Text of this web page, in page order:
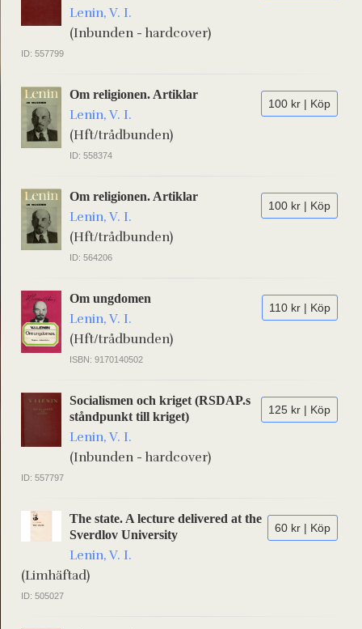
Lenin, V. I.
(Inbunden - hardcover)
ID: 557799
100 kr | Köp
Om religionen. Artiklar
Lenin, V. I.
(Hft/trådbunden)
ID: 558374
100 kr | Köp
Om religionen. Artiklar
Lenin, V. I.
(Hft/trådbunden)
ID: 564206
110 kr | Köp
Om ungdomen
Lenin, V. I.
(Hft/trådbunden)
ISBN: 9170140502
125 kr | Köp
Socialismen och kriget (RSDAP.s
ståndpunkt till kriget)
Lenin, V. I.
(Inbunden - hardcover)
ID: 557797
60 kr | Köp
The state. A lecture delivered at the
Sverdlov University
Lenin, V. I.
(Limhäftad)
ID: 505027